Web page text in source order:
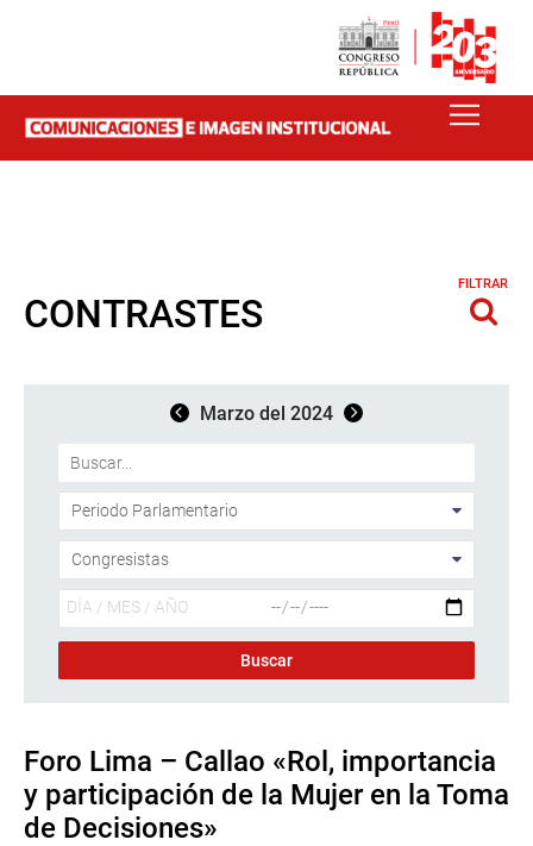
CONTRASTES
FILTRAR
Marzo del 2024
Foro Lima – Callao «Rol, importancia
y participación de la Mujer en la Toma
de Decisiones»